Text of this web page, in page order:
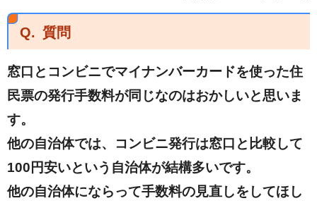
Q. 質問
窓口とコンビニでマイナンバーカードを使った住
民票の発行手数料が同じなのはおかしいと思いま
す。
他の自治体では、コンビニ発行は窓口と比較して
100円安いという自治体が結構多いです。
他の自治体にならって手数料の見直しをしてほし